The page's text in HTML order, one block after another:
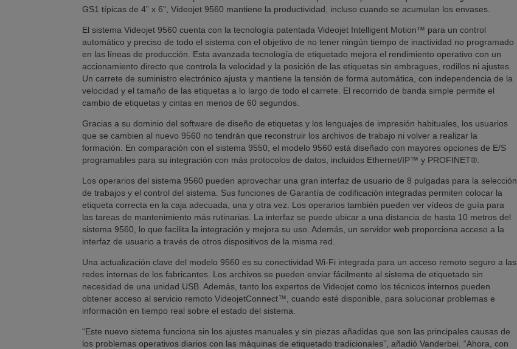
GS1 típicas de 4” x 6”, Videojet 9560 mantiene la productividad, incluso cuando se acumulan los envases.
El sistema Videojet 9560 cuenta con la tecnología patentada Videojet Intelligent Motion™ para un control
automático y preciso de todo el sistema con el objetivo de no tener ningún tiempo de inactividad no programado
en las líneas de producción. Esta avanzada tecnología de etiquetado mejora el rendimiento operativo con un
accionamiento directo que controla la velocidad y la posición de las etiquetas sin embragues, rodillos ni ajustes.
Un carrete de suministro electrónico ajusta y mantiene la tensión de forma automática, con independencia de la
velocidad y el tamaño de las etiquetas a lo largo de todo el carrete. El recorrido de banda simple permite el
cambio de etiquetas y cintas en menos de 60 segundos.
Gracias a su dominio del software de diseño de etiquetas y los lenguajes de impresión habituales, los usuarios
que se cambien al nuevo 9560 no tendrán que reconstruir los archivos de trabajo ni volver a realizar la
formación. En comparación con el sistema 9550, el modelo 9560 está diseñado con mayores opciones de E/S
programables para su integración con más protocolos de datos, incluidos Ethernet/IP™ y PROFINET®.
Los operarios del sistema 9560 pueden aprovechar una gran interfaz de usuario de 8 pulgadas para la selección
de trabajos y el control del sistema. Sus funciones de Garantía de codificación integradas permiten colocar la
etiqueta correcta en la caja adecuada, una y otra vez. Los operarios también pueden ver vídeos de guía para
las tareas de mantenimiento más rutinarias. La interfaz se puede ubicar a una distancia de hasta 10 metros del
sistema 9560, lo que facilita la integración y mejora su uso. Además, un servidor web proporciona acceso a la
interfaz de usuario a través de otros dispositivos de la misma red.
Una actualización clave del modelo 9560 es su conectividad Wi-Fi integrada para un acceso remoto seguro a las
redes internas de los fabricantes. Los archivos se pueden enviar fácilmente al sistema de etiquetado sin
necesidad de una unidad USB. Además, tanto los expertos de Videojet como los técnicos internos pueden
obtener acceso al servicio remoto VideojetConnect™, cuando esté disponible, para solucionar problemas e
información en tiempo real sobre el estado del sistema.
“Este nuevo sistema funciona sin los ajustes manuales y sin piezas añadidas que son las principales causas de
los problemas operativos diarios con las máquinas de etiquetado tradicionales”, añadió Vanderbei. “Ahora, con